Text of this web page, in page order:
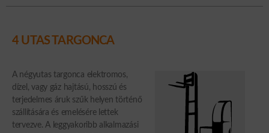
4 UTAS TARGONCA
A négyutas targonca elektromos,
dízel, vagy gáz hajtású, hosszú és
terjedelmes áruk szűk helyen történő
szállítására és emelésére lettek
tervezve. A leggyakoribb alkalmazási